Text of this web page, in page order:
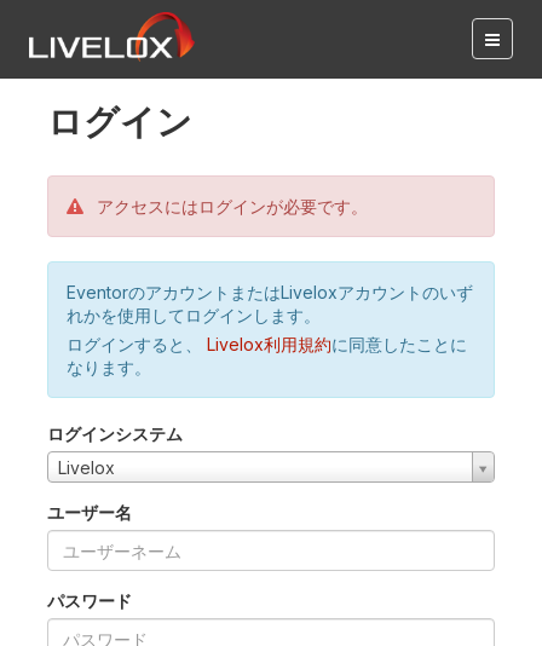
ログイン
アクセスにはログインが必要です。
EventorのアカウントまたはLiveloxアカウントのいず
れかを使用してログインします。
ログインすると、
Livelox利用規約に同意したことに
なります。
ログインシステム
Livelox
ユーザー名
パスワード